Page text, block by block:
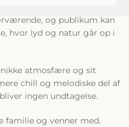
og publikum kan
hvor lyd og natur går op i
atmosfære og sit
chill og melodiske del af
ingen undtagelse.
familie og venner med.